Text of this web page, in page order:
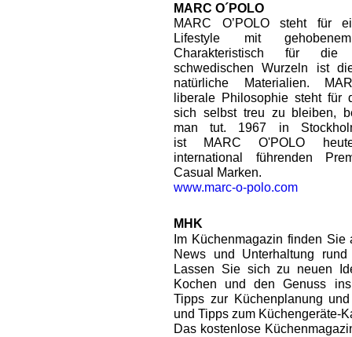
MARC O´POLO
MARC O’POLO steht für
Lifestyle mit
Charakteristisch für
schwedischen Wurzeln ist
natürliche Materialien.
liberale Philosophie steht für
sich selbst treu zu bleiben,
man tut. 1967 in
ist MARC O'POLO
international führenden
Casual Marken.
www.marc-o-polo.com
MHK
Im Küchenmagazin finden
News und Unterhaltung
Lassen Sie sich zu neuen
Kochen und den Genuss
Tipps zur Küchenplanung
und Tipps zum Küchengeräte-
Das kostenlose